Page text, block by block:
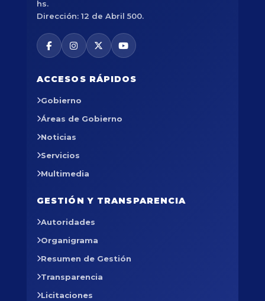
hs.
Dirección: 12 de Abril 500.
ACCESOS RÁPIDOS
Gobierno
Áreas de Gobierno
Noticias
Servicios
Multimedia
GESTIÓN Y TRANSPARENCIA
Autoridades
Organigrama
Resumen de Gestión
Transparencia
Licitaciones